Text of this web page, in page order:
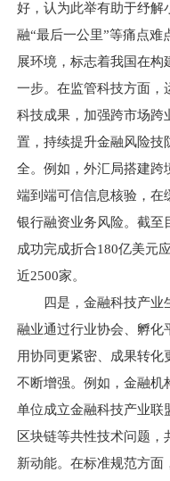
好，认为此举有助于纾解
融“最后一公里”等痛点难
展环境，标志着我国在
一步。在监管科技方面，
科技成果，加强跨市场跨
置，持续提升金融风险技
全。例如，外汇局搭建跨
端到端可信信息核验，在
银行融资业务风险。截至
成功完成折合180亿美元
近2500家。
四是，金融科技产业
融业通过行业协会、孵化
用协同更紧密、成果转化
不断增强。例如，金融机
单位成立金融科技产业联
区块链等共性技术问题
新动能。在标准规范方面